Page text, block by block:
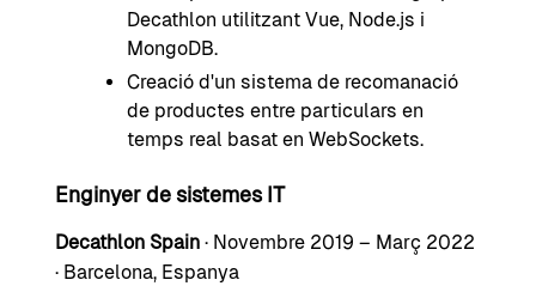
Decathlon utilitzant Vue, Node.js i
MongoDB.
Creació d'un sistema de recomanació
de productes entre particulars en
temps real basat en WebSockets.
Enginyer de sistemes IT
Decathlon Spain · Novembre 2019 – Març 2022
· Barcelona, Espanya